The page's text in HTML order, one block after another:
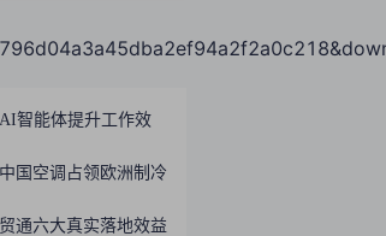
智能体提升工作效
国空调占领欧洲制冷
通六大真实落地效益